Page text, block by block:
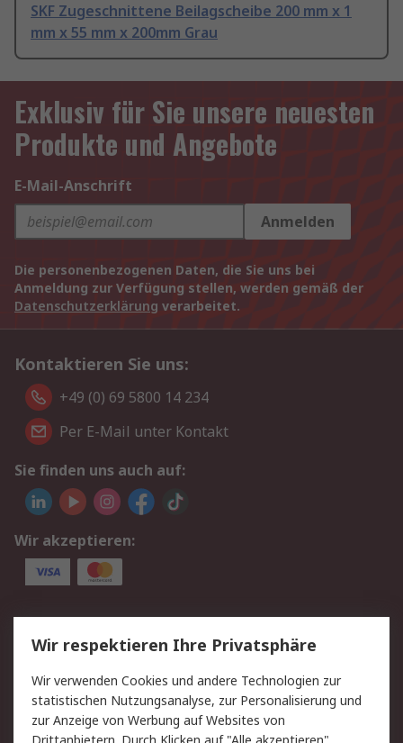
SKF Zugeschnittene Beilagscheibe 200 mm x 1
mm x 55 mm x 200mm Grau
Exklusiv für Sie unsere neuesten
Produkte und Angebote
E-Mail-Anschrift
Anmelden
Die personenbezogenen Daten, die Sie uns bei
Anmeldung zur Verfügung stellen, werden gemäß der
Datenschutzerklärung verarbeitet.
Kontaktieren Sie uns:
+49 (0) 69 5800 14 234
Per E-Mail unter Kontakt
Sie finden uns auch auf:
Wir akzeptieren:
Service
Value Added Services
Lieferlösungen
Rücksendungen
Kontakt
Hilfe
Privatkunden
Wir respektieren Ihre Privatsphäre
Wir verwenden Cookies und andere Technologien zur
statistischen Nutzungsanalyse, zur Personalisierung und
zur Anzeige von Werbung auf Websites von